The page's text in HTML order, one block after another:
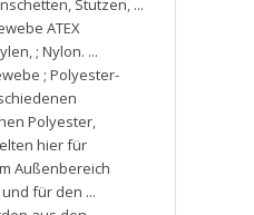
, Stutzen, ...
ATEX
, ; Nylon. ...
; Polyester-
Polyester,
hier für
Außenbereich
für den ...